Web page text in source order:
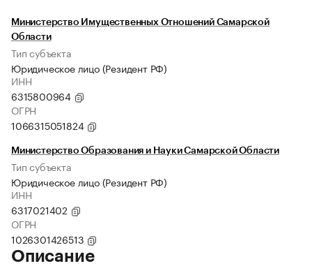
Министерство Имущественных Отношений Самарской
Области
Тип субъекта
Юридическое лицо (Резидент РФ)
ИНН
6315800964
ОГРН
1066315051824
Министерство Образования и Науки Самарской Области
Тип субъекта
Юридическое лицо (Резидент РФ)
ИНН
6317021402
ОГРН
1026301426513
Описание